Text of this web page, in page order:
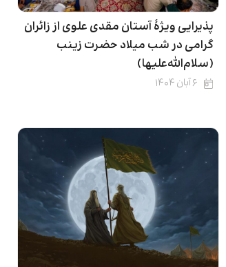
پذیرایی ویژۀ آستان مقدی علوی از زائران
گرامی در شب میلاد حضرت زینب
(سلام‌الله‌علیها)
۶ آبان ۱۴۰۴